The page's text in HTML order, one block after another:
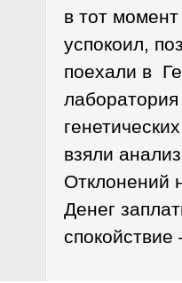
в тот
успокоил,
поехали в
взяли
Отклонений
Денег